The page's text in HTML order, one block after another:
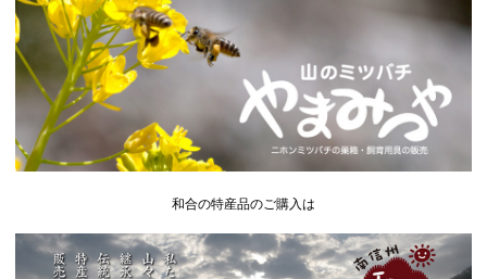
和合の特産品のご購入は